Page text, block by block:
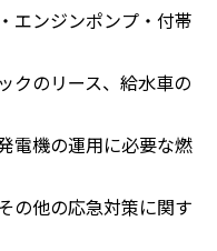
エンジンポンプ・付帯
クのリース、給水車の
電機の運用に必要な燃
の他の応急対策に関す